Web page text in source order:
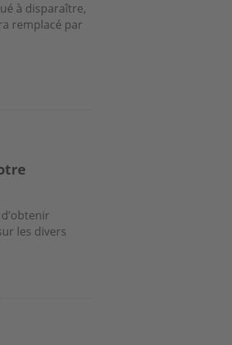
à disparaître,
remplacé par
les divers